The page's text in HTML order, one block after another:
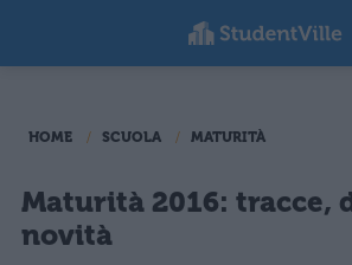
HOME SCUOLA MATURITÀ
Maturità 2016: tracce,
novità